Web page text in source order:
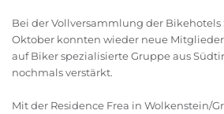
Bei der Vollversammlung der Bikehotels
Oktober konnten wieder neue
auf Biker spezialisierte Gruppe aus
nochmals verstärkt.
Mit der Residence Frea in Wolkenstein/